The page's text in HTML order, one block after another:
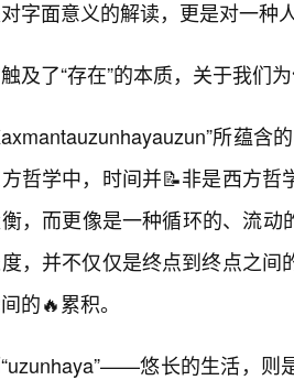
字面意义的解读，更是对一种
及了“存在”的本质，关于我们
所蕴含
哲学中，时间并📝非是西方
，而更像是一种循环的、流
，并不仅仅是终点到终点之
的🔥累积。
悠长的生活，则